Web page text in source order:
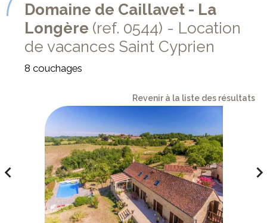
Domaine de Caillavet - La
Longère (ref. 0544) - Location
de vacances Saint Cyprien
8 couchages
Revenir à la liste des résultats